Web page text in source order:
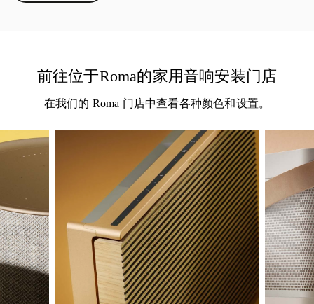
前往位于Roma的家用音响安装门店
在我们的 Roma 门店中查看各种颜色和设置。